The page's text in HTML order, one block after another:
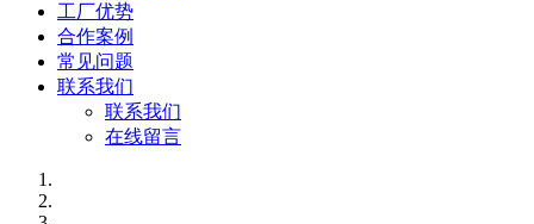
工厂优势
合作案例
常见问题
联系我们
联系我们
在线留言